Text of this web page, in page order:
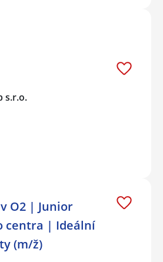
s.r.o.
O2 | Junior
centra | Ideální
(m/ž)